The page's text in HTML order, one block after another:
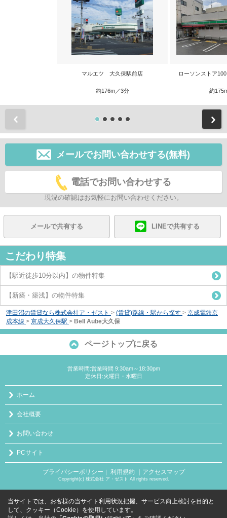
マルエツ 大久保駅前店
約176m／3分
ローソンストア
約
メールでお問い合わせする(無料)
電話でお問い合わせする
現況の確認はお気軽にお問い合わせください。
メールで共有する LINEで共有する
こだわり特集
【駅近徒歩10分以内】の物件特集
【新築・築浅】の物件特集
津田沼の賃貸なら株式会社ア・ゼスト > (賃貸)路線・駅から探す > 京成電鉄京
成本線 > 京成大久保駅 > Bell Aube大久保
ページトップに戻る
営業時間:営業時間 9:30am～18:30pm
定休日:火曜日・水曜日
ホーム
会社概要
お問い合わせ
PCサイト
プライバシーポリシー 利用規約 ｜アクセスマップ
Copyright(c) 株式会社 ア・ゼスト All rights reserved.
当サイトでは、お客様の当サイト利用状況把握、サービス向上検討を目的と
して、クッキー（Cookie）を使用しています。